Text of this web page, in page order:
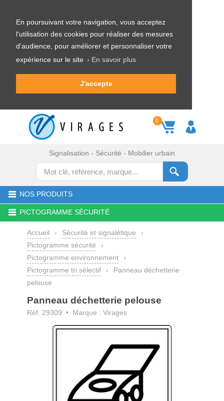
En poursuivant votre navigation, vous acceptez
l'utilisation des cookies pour réaliser des mesures
d'audience, pour améliorer et personnaliser votre
expérience sur le site › En savoir plus
J'accepte
0
Signalisation - Sécurité - Mobilier urbain
NOS PRODUITS
PICTOGRAMME SÉCURITÉ
Accueil › Sécurité et signalétique
›
Pictogramme sécurité
›
Pictogramme environnement
›
Pictogramme tri sélectif
›
Panneau déchetterie
pelouse
Panneau déchetterie pelouse
Réf. 29309 • Marque : Virages